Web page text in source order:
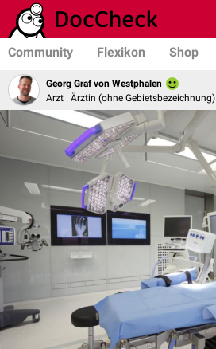
Community Flexikon Shop
Georg Graf von Westphalen
Arzt | Ärztin (ohne Gebietsbezeichnung)